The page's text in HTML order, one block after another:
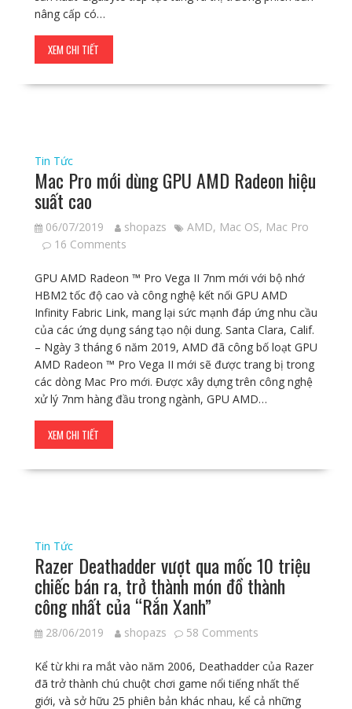
nâng cấp có…
XEM CHI TIẾT
Tin Tức
Mac Pro mới dùng GPU AMD Radeon hiệu
suất cao
06/07/2019 shopazs AMD, Mac OS, Mac Pro
16 Comments
GPU AMD Radeon ™ Pro Vega II 7nm mới với bộ nhớ
HBM2 tốc độ cao và công nghệ kết nối GPU AMD
Infinity Fabric Link, mang lại sức mạnh đáp ứng nhu cầu
của các ứng dụng sáng tạo nội dung. Santa Clara, Calif.
– Ngày 3 tháng 6 năm 2019, AMD đã công bố loạt GPU
AMD Radeon ™ Pro Vega II mới sẽ được trang bị trong
các dòng Mac Pro mới. Được xây dựng trên công nghệ
xử lý 7nm hàng đầu trong ngành, GPU AMD…
XEM CHI TIẾT
Tin Tức
Razer Deathadder vượt qua mốc 10 triệu
chiếc bán ra, trở thành món đồ thành
công nhất của “Rắn Xanh”
28/06/2019 shopazs 58 Comments
Kể từ khi ra mắt vào năm 2006, Deathadder của Razer
đã trở thành chú chuột chơi game nổi tiếng nhất thế
giới, và sở hữu 25 phiên bản khác nhau, kể cả những